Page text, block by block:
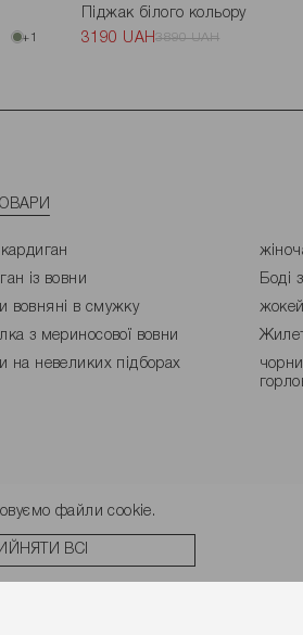
+1
Піджак білого кольору
3190 UAH3890 UAH
із вовни
Боді
вовняні в смужку
з мериносової вовни
на невеликих підборах
файли cookie.
ВСІ